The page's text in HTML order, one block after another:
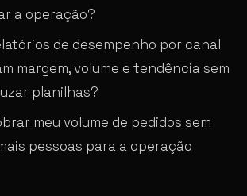
a operação?
de desempenho por canal
margem, volume e tendência sem
planilhas?
meu volume de pedidos sem
pessoas para a operação